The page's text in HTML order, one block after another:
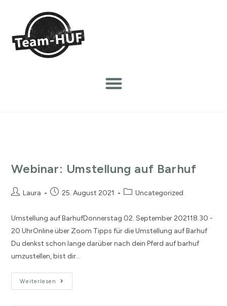
Webinar: Umstellung auf Barhuf
Laura 25. August 2021 Uncategorized
Umstellung auf BarhufDonnerstag 02. September 202118.30 -
20 UhrOnline über Zoom Tipps für die Umstellung auf Barhuf
Du denkst schon lange darüber nach dein Pferd auf barhuf
umzustellen, bist dir…
Weiterlesen